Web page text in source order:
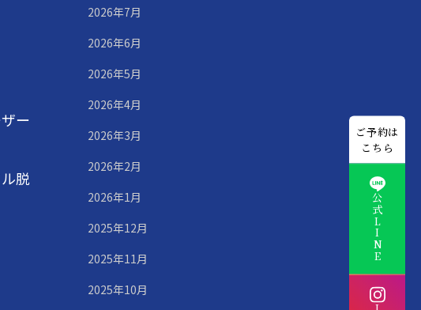
ー
脱
2026年7月
2026年6月
2026年5月
2026年4月
2026年3月
2026年2月
2026年1月
2025年12月
2025年11月
2025年10月
ご予約は
こちら
公式LINE